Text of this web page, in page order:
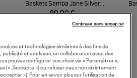
90,00 €
Baskets Samba Jane Silver
Met./Off White/Gum4
VUS
et technologies similaires à des fins de
publicité et analyses, en collaboration avec des
pouvez configurer vos choix via « Paramétrer »,
(« J’accepte ») ou refuser ceux non strictement
»). Pour en savoir plus sur l’utilisation de
Continuer sans accepter